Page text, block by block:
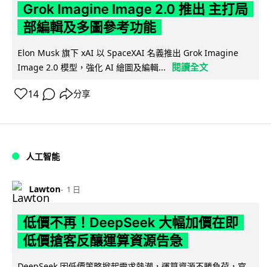
Grok Imagine Image 2.0 推出 主打局
部編輯及多圖參考功能
Elon Musk 旗下 xAI 以 SpaceXAI 名義推出 Grok Imagine
Image 2.0 模型，強化 AI 繪圖及編輯...
閱讀全文
14 分享
人工智能
Lawton 1 日
低價不再！DeepSeek 大幅加價在即
低價搶客反釀運算資源告急